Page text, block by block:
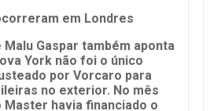
em Londres
Gaspar também aponta
York não foi o único
por Vorcaro para
no exterior. No mês
Master havia financiado o